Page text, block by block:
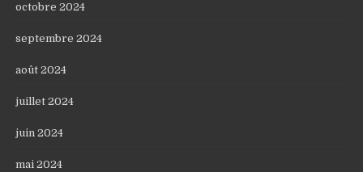
octobre 2024
septembre 2024
août 2024
juillet 2024
juin 2024
mai 2024